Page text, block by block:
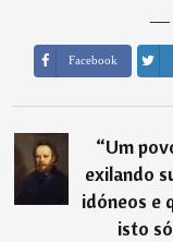
―
Facebook
“Um
exilando
idóneos e
isto